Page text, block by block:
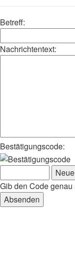
Betreff:
Nachrichtentext:
Bestätigungscode:
Gib den Code